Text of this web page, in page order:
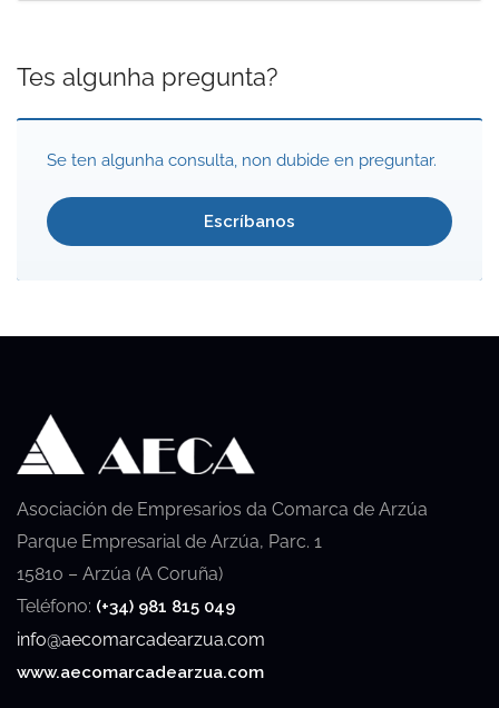
Tes algunha pregunta?
Se ten algunha consulta, non dubide en preguntar.
Escríbanos
Asociación de Empresarios da Comarca de Arzúa
Parque Empresarial de Arzúa, Parc. 1
15810 – Arzúa (A Coruña)
Teléfono: (+34) 981 815 049
info@aecomarcadearzua.com
www.aecomarcadearzua.com